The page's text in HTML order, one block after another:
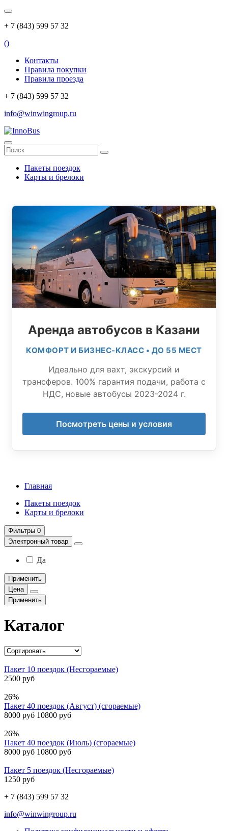
+ 7 (843) 599 57 32
()
Контакты
Правила покупки
Правила проезда
+ 7 (843) 599 57 32
info@winwingroup.ru
Пакеты поездок
Карты и брелоки
Аренда автобусов в Казани
КОМФОРТ И БИЗНЕС-КЛАСС • ДО 55 МЕСТ
Идеально для вахт, экскурсий и
трансферов. 100% гарантия подачи, работа с
НДС, новые автобусы 2023-2024 г.
Посмотреть цены и условия
Главная
Пакеты поездок
Карты и брелоки
Фильтры 0
Электронный товар
Да
Применить
Цена
Применить
Каталог
Пакет 10 поездок (Несгораемые)
2500 руб
26%
Пакет 40 поездок (Август) (сгораемые)
8000 руб 10800 руб
26%
Пакет 40 поездок (Июль) (сгораемые)
8000 руб 10800 руб
Пакет 5 поездок (Несгораемые)
1250 руб
+ 7 (843) 599 57 32
info@winwingroup.ru